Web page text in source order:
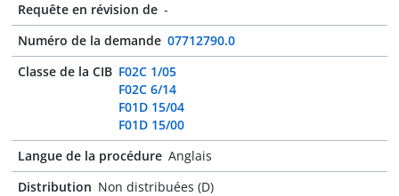
Requête en révision de -
Numéro de la demande 07712790.0
Classe de la CIB F02C 1/05
F02C 6/14
F01D 15/04
F01D 15/00
Langue de la procédure Anglais
Distribution Non distribuées (D)